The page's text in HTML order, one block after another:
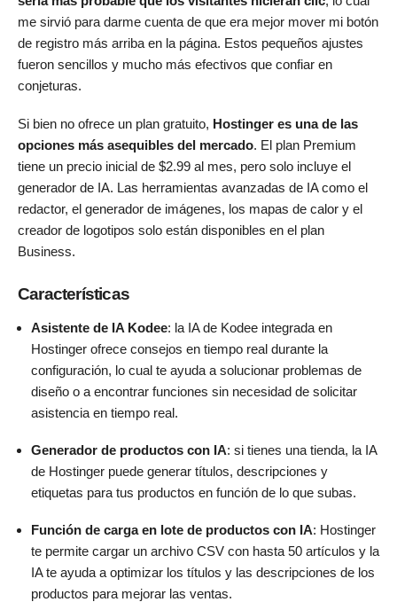
me sirvió para darme cuenta de que era mejor mover mi botón
de registro más arriba en la página. Estos pequeños ajustes
fueron sencillos y mucho más efectivos que confiar en
conjeturas.
Si bien no ofrece un plan gratuito, Hostinger es una de las
opciones más asequibles del mercado. El plan Premium
tiene un precio inicial de $2.99 al mes, pero solo incluye el
generador de IA. Las herramientas avanzadas de IA como el
redactor, el generador de imágenes, los mapas de calor y el
creador de logotipos solo están disponibles en el plan
Business.
Características
Asistente de IA Kodee: la IA de Kodee integrada en
Hostinger ofrece consejos en tiempo real durante la
configuración, lo cual te ayuda a solucionar problemas de
diseño o a encontrar funciones sin necesidad de solicitar
asistencia en tiempo real.
Generador de productos con IA: si tienes una tienda, la IA
de Hostinger puede generar títulos, descripciones y
etiquetas para tus productos en función de lo que subas.
Función de carga en lote de productos con IA: Hostinger
te permite cargar un archivo CSV con hasta 50 artículos y la
IA te ayuda a optimizar los títulos y las descripciones de los
productos para mejorar las ventas.